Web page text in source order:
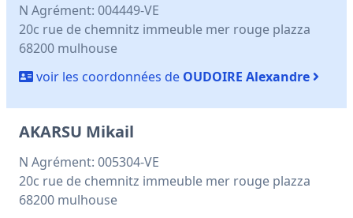
N Agrément: 004449-VE
20c rue de chemnitz immeuble mer rouge plazza
68200 mulhouse
voir les coordonnées de OUDOIRE Alexandre
AKARSU Mikail
N Agrément: 005304-VE
20c rue de chemnitz immeuble mer rouge plazza
68200 mulhouse